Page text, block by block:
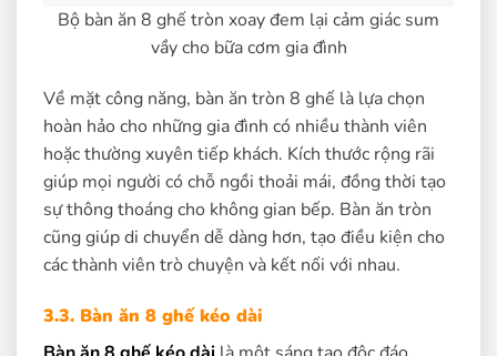
Bộ bàn ăn 8 ghế tròn xoay đem lại cảm giác sum
vầy cho bữa cơm gia đình
Về mặt công năng, bàn ăn tròn 8 ghế là lựa chọn
hoàn hảo cho những gia đình có nhiều thành viên
hoặc thường xuyên tiếp khách. Kích thước rộng rãi
giúp mọi người có chỗ ngồi thoải mái, đồng thời tạo
sự thông thoáng cho không gian bếp. Bàn ăn tròn
cũng giúp di chuyển dễ dàng hơn, tạo điều kiện cho
các thành viên trò chuyện và kết nối với nhau.
3.3. Bàn ăn 8 ghế kéo dài